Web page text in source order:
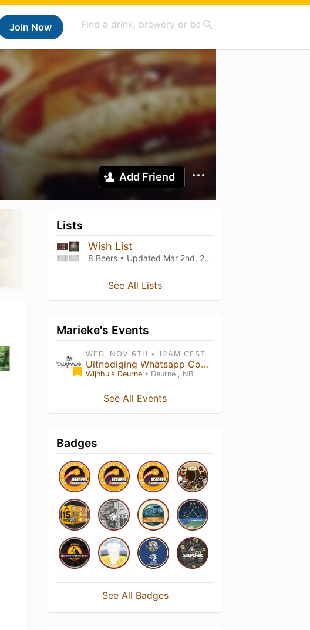
Join Now
Add Friend
Lists
Wish List
8 Beers • Updated Mar 2nd, 2024
See All Lists
Marieke's Events
WED, NOV 6TH • 12AM CEST
Uitnodiging Whatsapp Community
Wijnhuis Deurne • Deurne , NB
See All Events
Badges
See All Badges